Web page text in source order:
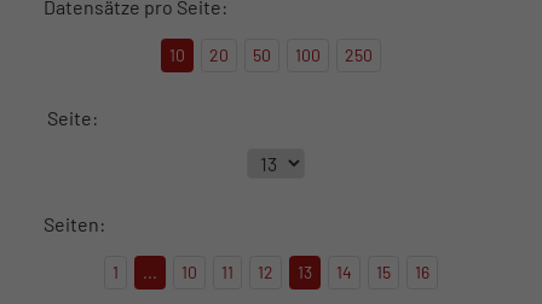
Datensätze pro Seite:
10 20 50 100 250
Seite:
Seiten:
1 ... 10 11 12 13 14 15 16